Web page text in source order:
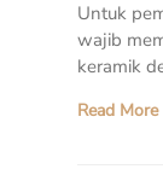
Untuk
wajib
keramik
Read More